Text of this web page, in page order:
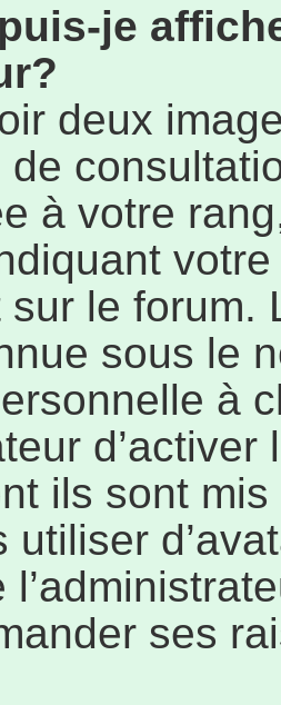
je
deux
à votre
le forum.
sous le
à
ils sont
utiliser
ses